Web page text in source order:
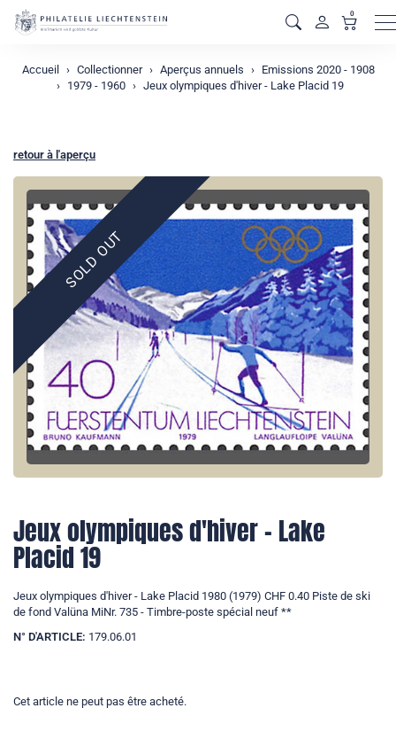
0
Accueil Collectionner Aperçus annuels
Emissions 2020 - 1908
1979 - 1960
Jeux olympiques d'hiver - Lake Placid 19
retour à l'aperçu
SOLD OUT
Jeux olympiques d'hiver - Lake
Placid 19
Jeux olympiques d'hiver - Lake Placid 1980 (1979) CHF 0.40 Piste de ski
de fond Valüna MiNr. 735 - Timbre-poste spécial neuf **
N° D'ARTICLE: 179.06.01
Cet article ne peut pas être acheté.